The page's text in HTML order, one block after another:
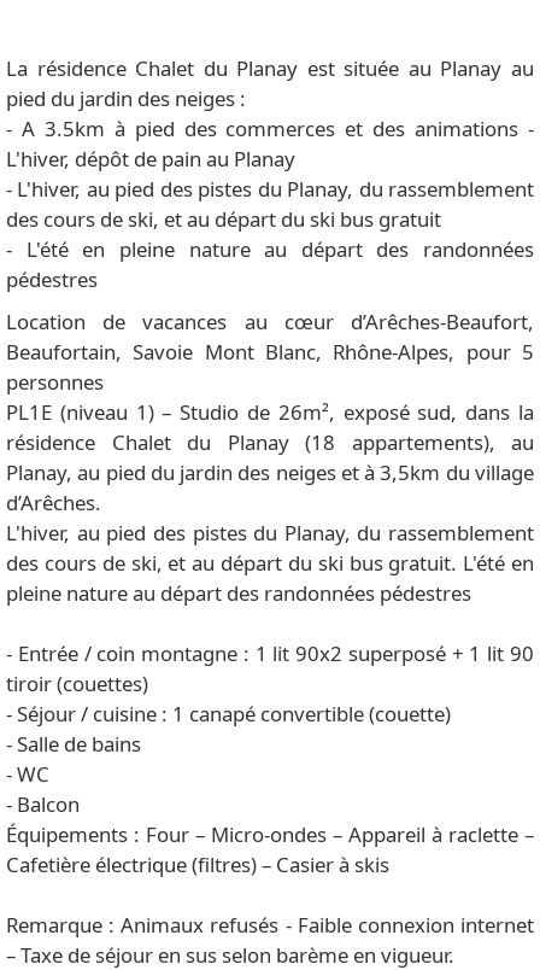
La résidence Chalet du Planay est située au Planay au
pied du jardin des neiges :
- A 3.5km à pied des commerces et des animations -
L'hiver, dépôt de pain au Planay
- L'hiver, au pied des pistes du Planay, du rassemblement
des cours de ski, et au départ du ski bus gratuit
- L'été en pleine nature au départ des randonnées
pédestres
Location de vacances au cœur d’Arêches-Beaufort,
Beaufortain, Savoie Mont Blanc, Rhône-Alpes, pour 5
personnes
PL1E (niveau 1) – Studio de 26m², exposé sud, dans la
résidence Chalet du Planay (18 appartements), au
Planay, au pied du jardin des neiges et à 3,5km du village
d’Arêches.
L'hiver, au pied des pistes du Planay, du rassemblement
des cours de ski, et au départ du ski bus gratuit. L'été en
pleine nature au départ des randonnées pédestres
- Entrée / coin montagne : 1 lit 90x2 superposé + 1 lit 90
tiroir (couettes)
- Séjour / cuisine : 1 canapé convertible (couette)
- Salle de bains
- WC
- Balcon
Équipements : Four – Micro-ondes – Appareil à raclette –
Cafetière électrique (filtres) – Casier à skis
Remarque : Animaux refusés - Faible connexion internet
– Taxe de séjour en sus selon barème en vigueur.